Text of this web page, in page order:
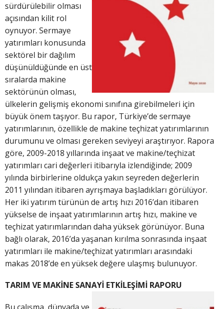
sürdürülebilir olması
açısından kilit rol
oynuyor. Sermaye
yatırımları konusunda
sektörel bir dağılım
düşünüldüğünde en üst
sıralarda makine
sektörünün olması,
ülkelerin gelişmiş ekonomi sınıfına girebilmeleri için
büyük önem taşıyor. Bu rapor, Türkiye’de sermaye
yatırımlarının, özellikle de makine teçhizat yatırımlarının
durumunu ve olması gereken seviyeyi araştırıyor. Rapora
göre, 2009-2018 yıllarında inşaat ve makine/teçhizat
yatırımları cari değerleri itibarıyla izlendiğinde; 2009
yılında birbirlerine oldukça yakın seyreden değerlerin
2011 yılından itibaren ayrışmaya başladıkları görülüyor.
Her iki yatırım türünün de artış hızı 2016’dan itibaren
yükselse de inşaat yatırımlarının artış hızı, makine ve
teçhizat yatırımlarından daha yüksek görünüyor. Buna
bağlı olarak, 2016’da yaşanan kırılma sonrasında inşaat
yatırımları ile makine/teçhizat yatırımları arasındaki
makas 2018’de en yüksek değere ulaşmış bulunuyor.
TARIM VE MAKİNE SANAYİ ETKİLEŞİMİ RAPORU